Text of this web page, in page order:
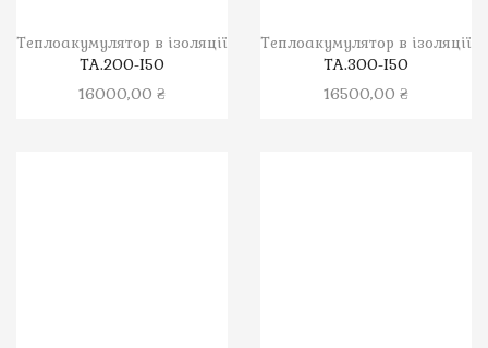
Теплоакумулятор в ізоляції
ТА.200-І50
16000,00 ₴
Теплоакумулятор в ізоляції
ТА.300-І50
16500,00 ₴